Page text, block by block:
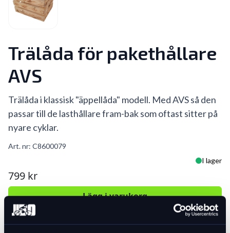
Trälåda för pakethållare
AVS
Trälåda i klassisk "äppellåda" modell. Med AVS så den
passar till de lasthållare fram-bak som oftast sitter på
nyare cyklar.
Art. nr: C8600079
I lager
799 kr
Lägg i varukorg